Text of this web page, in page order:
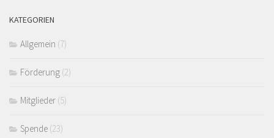
KATEGORIEN
Allgemein (7)
Förderung (2)
Mitglieder (5)
Spende (23)